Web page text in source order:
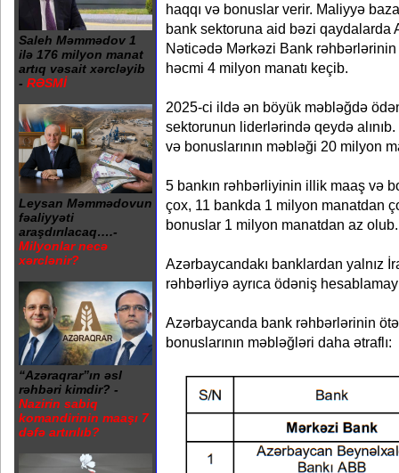
Saleh Məmmədov 1
ilə 176 milyon manat
artıq vəsait xərcləyib
- RƏSMİ
Leysan Məmmədovun
fəaliyyəti
araşdırılacaq….-
Milyonlar necə
xərclənir?
“Azəraqrar”ın əsl
rəhbəri kimdir? -
Nazirin sabiq
komandirinin maaşı 7
dəfə artırılıb?
haqqı və bonuslar verir. Maliyyə
bank sektoruna aid bəzi qaydalarda
Nəticədə Mərkəzi Bank rəhbərlərinin
həcmi 4 milyon manatı keçib.
2025-ci ildə ən böyük məbləğdə
sektorunun liderlərində qeydə
və bonuslarının məbləği 20 milyon
5 bankın rəhbərliyinin illik maaş və
çox, 11 bankda 1 milyon manatdan
bonuslar 1 milyon manatdan az olub.
Azərbaycandakı banklardan yalnız
rəhbərliyə ayrıca ödəniş
Azərbaycanda bank rəhbərlərinin
bonuslarının məbləğləri daha ətraflı: